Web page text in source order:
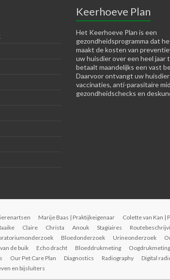
Keerhoeve Plan
Het Keerhoeve Plan is een
gezondheidsprogramma dat
maakt de kosten van
uw huisdier over een heel jaar
betaalt maandelijks een vast
Daarvoor ontvangt uw
vaccinaties, anti-parasitaire
gezondheidschecks en
Marije Baas | Praktijkeigenaar Colette van Kan |
Claire Christa Anouk Stagiaires
Bloedonderzoek Urineonderzoek
de buik Echo dracht Bloeddrukmeting Oogdrukmeting
Our Pet Care Plan Diagnostics Radiography Digital
en bijsluiters